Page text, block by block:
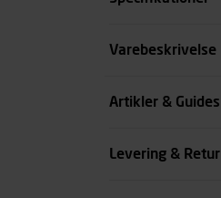
Størrelse
Varebeskrivelse
Artikler & Guides
Levering & Retur